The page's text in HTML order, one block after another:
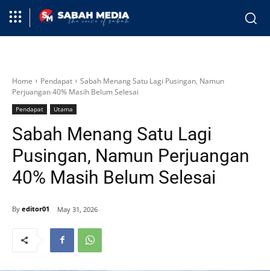
Home Pendapat
Sabah Menang Satu Lagi Pusingan, Namun
Perjuangan 40% Masih Belum Selesai
Pendapat Utama
Sabah Menang Satu Lagi
Pusingan, Namun Perjuangan
40% Masih Belum Selesai
By editor01 May 31, 2026